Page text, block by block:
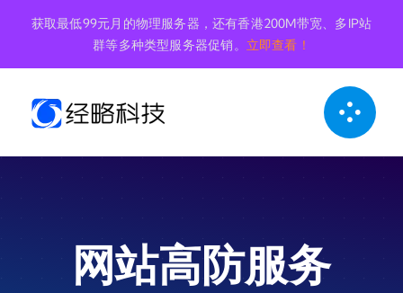
内
获取最低99元月的物理服务器，还有香港200M带宽、多IP站
群等多种类型服务器促销。 立即查看！
网站高防服务